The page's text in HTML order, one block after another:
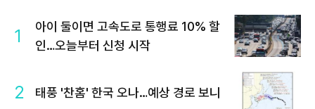
1
아이 둘이면 고속도로 통행료 10% 할
인…오늘부터 신청 시작
2 태풍 '찬홈' 한국 오나…예상 경로 보니